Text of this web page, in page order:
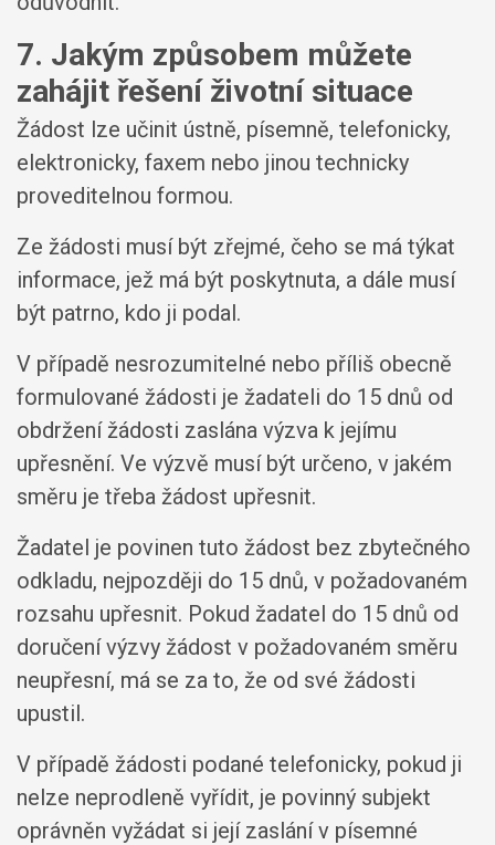
7. Jakým způsobem můžete
zahájit řešení životní situace
Žádost lze učinit ústně, písemně, telefonicky,
elektronicky, faxem nebo jinou technicky
proveditelnou formou.
Ze žádosti musí být zřejmé, čeho se má týkat
informace, jež má být poskytnuta, a dále musí
být patrno, kdo ji podal.
V případě nesrozumitelné nebo příliš obecně
formulované žádosti je žadateli do 15 dnů od
obdržení žádosti zaslána výzva k jejímu
upřesnění. Ve výzvě musí být určeno, v jakém
směru je třeba žádost upřesnit.
Žadatel je povinen tuto žádost bez zbytečného
odkladu, nejpozději do 15 dnů, v požadovaném
rozsahu upřesnit. Pokud žadatel do 15 dnů od
doručení výzvy žádost v požadovaném směru
neupřesní, má se za to, že od své žádosti
upustil.
V případě žádosti podané telefonicky, pokud ji
nelze neprodleně vyřídit, je povinný subjekt
oprávněn vyžádat si její zaslání v písemné